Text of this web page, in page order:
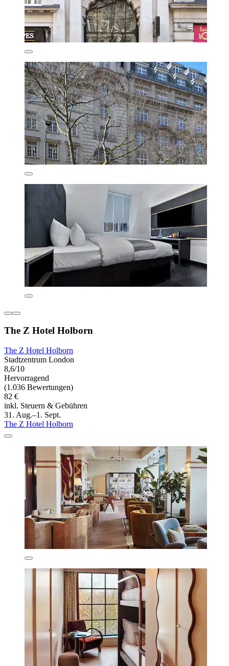
The Z Hotel Holborn
The Z Hotel Holborn
Stadtzentrum London
8,6/10
Hervorragend
(1.036 Bewertungen)
82 €
inkl. Steuern & Gebühren
31. Aug.–1. Sept.
The Z Hotel Holborn